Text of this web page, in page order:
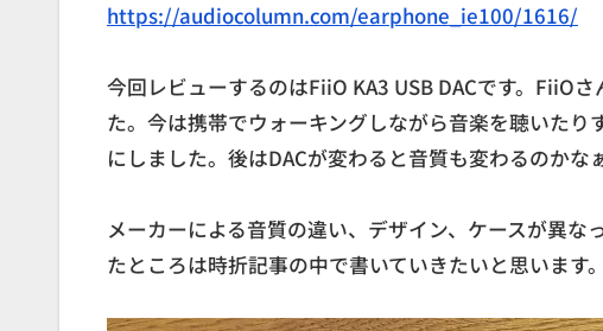
https://audiocolumn.com/earphone_ie100/1616/
今回レビューするのはFiiO KA3 USB DACです。FiiO
た。今は携帯でウォーキングしながら音楽を聴いた
にしました。後はDACが変わると音質も変わるのかな
メーカーによる音質の違い、デザイン、ケースが異
たところは時折記事の中で書いていきたいと思います。